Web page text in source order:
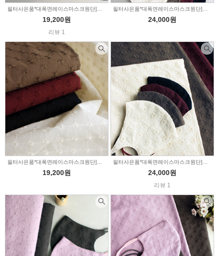
필터사은품*대폭면레이스마스크원단]백만송이-4color(1492658)
19,200원
리뷰 1
필터사은품*대폭면레이스마스크원단]네모의꿈-4color(1492651)
24,000원
19,200원 24,000원
리뷰 1